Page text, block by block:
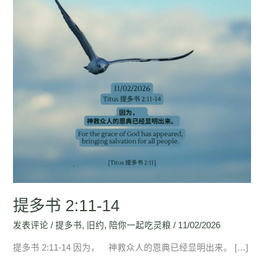
提多书 2:11-14
发表评论 /提多书, 旧约, 陪你一起吃灵粮 / 11/02/2026
提多书 2:11-14 因为， 神救众人的恩典已经显明出来。 […]